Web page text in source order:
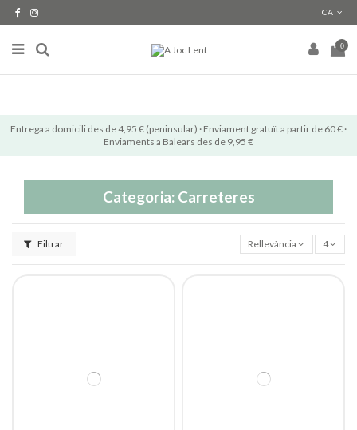
CA
0
Entrega a domicili des de 4,95 € (peninsular) · Enviament gratuït a partir de 60 € ·
Enviaments a Balears des de 9,95 €
Categoria: Carreteres
Filtrar Rellevància 4